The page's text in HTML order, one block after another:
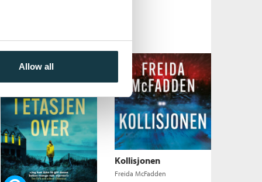
Allow all
Kollisjonen
Freida McFadden